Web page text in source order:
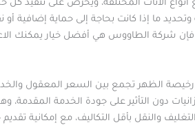
الأثاث المختلفة، ويحرص على تنفيذ كل
ما إذا كانت بحاجة إلى حماية
فإن شركة الطاووس هي أفضل خيار يمكنك
الظهر تجمع بين السعر المعقول
دون التأثير على جودة الخدمة
والنقل بأقل التكاليف، مع إمكانية